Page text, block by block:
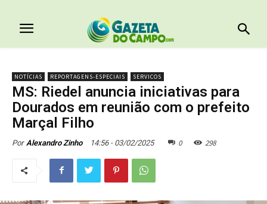
NOTÍCIAS REPORTAGENS-ESPECIAIS SERVICOS
MS: Riedel anuncia iniciativas para
Dourados em reunião com o prefeito
Marçal Filho
Por Alexandro Zinho 14:56 - 03/02/2025 0 298